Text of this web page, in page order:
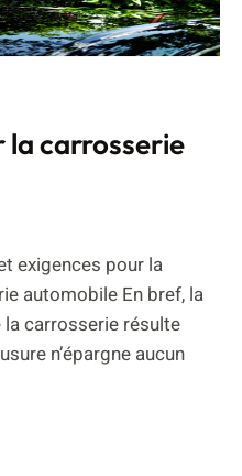
la carrosserie
exigences pour la
automobile En bref, la
carrosserie résulte
n’épargne aucun